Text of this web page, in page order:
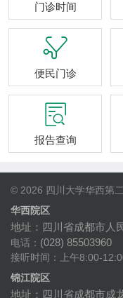
门诊时间

便民门诊

报告查询
© 2026 四川大学华西第
华西院区
地址：四川省成都市人
电话： (028) 85503960
接听时间：上午8:00-
锦江院区
地址：四川省成都市成